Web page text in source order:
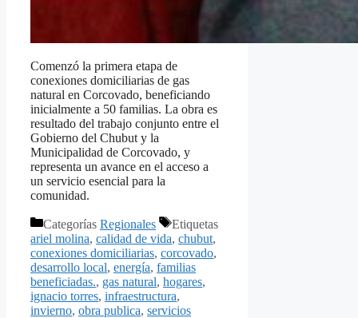
Comenzó la primera etapa de
conexiones domiciliarias de gas
natural en Corcovado, beneficiando
inicialmente a 50 familias. La obra es
resultado del trabajo conjunto entre el
Gobierno del Chubut y la
Municipalidad de Corcovado, y
representa un avance en el acceso a
un servicio esencial para la
comunidad.
Categorías Regionales
Etiquetas
ariel molina, calidad de vida, chubut,
conexiones domiciliarias, corcovado,
desarrollo local, energía, familias
beneficiadas., gas natural, hogares,
ignacio torres, infraestructura,
invierno, obra publica, servicios